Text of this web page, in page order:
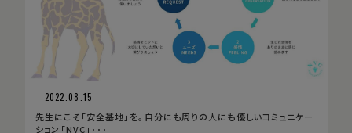
2022.08.15
先生にこそ「安全基地」を。自分にも周りの人にも優しいコミュニケー
ション「NVC」･･･